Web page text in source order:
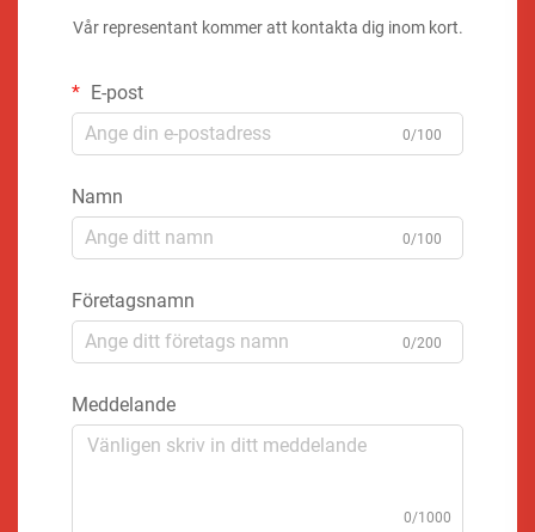
Vår representant kommer att kontakta dig inom kort.
E-post
0/100
Namn
0/100
Företagsnamn
0/200
Meddelande
0/1000